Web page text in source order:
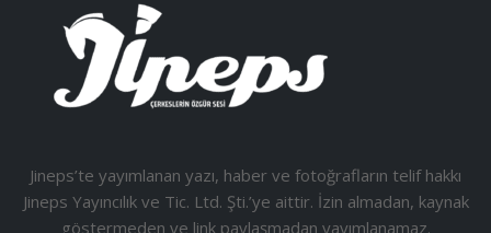
Jineps’te yayımlanan yazı, haber ve fotoğrafların telif hakkı
Jineps Yayıncılık ve Tic. Ltd. Şti.’ye aittir. İzin almadan, kaynak
göstermeden ve link paylaşmadan yayımlanamaz.